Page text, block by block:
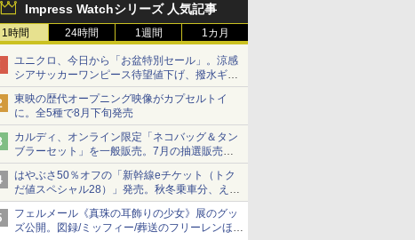
Impress Watchシリーズ 人気記事
1時間 24時間 1週間 1カ月
ユニクロ、今日から「お盆特別セール」。涼感
シアサッカーワンピース待望値下げ、撥水ギア
ショーツは1990円に
東映の歴代オープニング映像がカプセルトイ
に。全5種で8月下旬発売
カルディ、オンライン限定「ネコバッグ＆タン
ブラーセット」を一般販売。7月の抽選販売の
当選無効分
はやぶさ50％オフの「新幹線eチケット（トク
だ値スペシャル28）」発売。秋冬乗車分、えき
ねっと限定
フェルメール《真珠の耳飾りの少女》展のグッ
ズ公開。図録/ミッフィー/葬送のフリーレンほ